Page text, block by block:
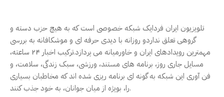
تلویزیون ایران فردایک شبکه خصوصی است که به هیچ حزب دسته و
گروهی تعلق نداردو روزانه با دیدی حرفه ای و موشکافانه به بررسی
مهمترین رویدادهای ایران و خاورمیانه می پردازد.ترکیب اخبار ۲۴ ساعته،
مسایل جاری روز، برنامه های مستند، ورزشی، سبک زندگی، سلامت، و
فن آوری این شبکه به گونه ای برنامه ریزی شده اند که مخاطبان بسیاری
را، بویژه از میان جوانان، به خود جذب کنند.